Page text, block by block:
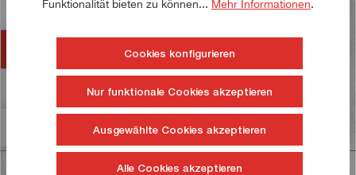
Der Magnesiumschuh reduziert d…Mehr
Bewertungen
Informationen zur Produktsicherheit
Funktionalität bieten zu können... Mehr Informationen.
Cookies konfigurieren
Nur funktionale Cookies akzeptieren
Ausgewählte Cookies akzeptieren
Alle Cookies akzeptieren